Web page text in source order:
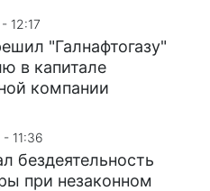
12:17
"Галнафтогазу"
в капитале
компании
- 11:36
бездеятельность
при незаконном